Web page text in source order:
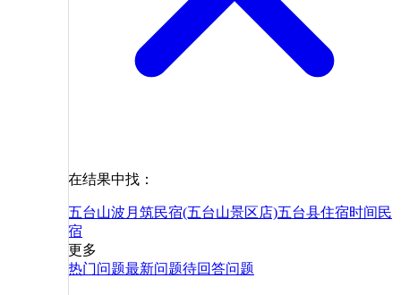
在结果中找：
五台山波月筑民宿(五台山景区店)五台县住宿时间 民
宿
更多
热门问题最新问题待回答问题